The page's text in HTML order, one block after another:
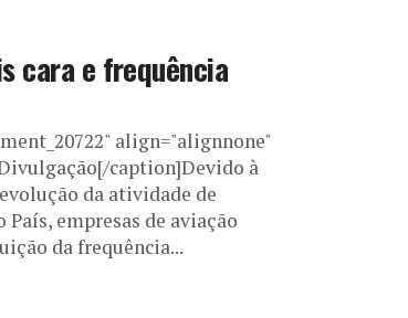
cara e frequência
align="alignnone"
caption]Devido à
da atividade de
empresas de aviação
da frequência...